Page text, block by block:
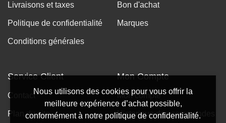
Livraisons et taxes
Politique de confidentialité
Conditions générales
Bon d'achat
Marques
Service Client
Contact
Plan du site
Mon Compte
Mon compte
Historique des commandes
Nous utilisons des cookies pour vous offrir la
meilleure expérience d’achat possible,
conformément à notre politique de confidentialité.